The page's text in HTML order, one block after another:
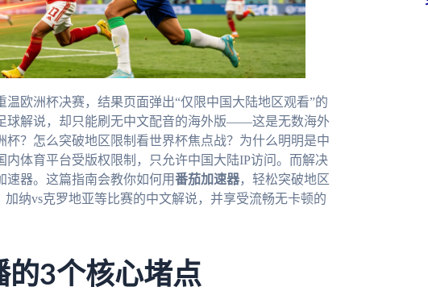
欧洲杯决赛，结果页面弹出“仅限中国大陆地区观看”的
球解说，却只能刷无中文配音的海外版——这是无数海外
？怎么突破地区限制看世界杯焦点战？为什么明明是中
体育平台受版权限制，只允许中国大陆IP访问。而解决
器。这篇指南会教你如何用番茄加速器，轻松突破地区
加纳vs克罗地亚等比赛的中文解说，并享受流畅无卡顿的
的3个核心堵点